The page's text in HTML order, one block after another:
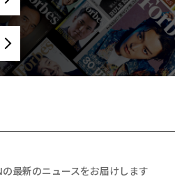
最新のニュースをお届けします